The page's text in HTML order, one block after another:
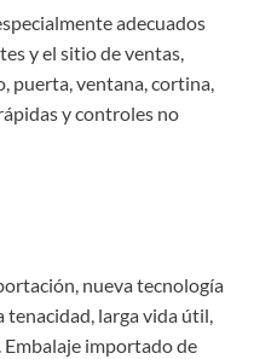
adecuados
y el sitio de ventas,
puerta, ventana, cortina,
y controles no
nueva tecnología
tenacidad, larga vida útil,
importado de